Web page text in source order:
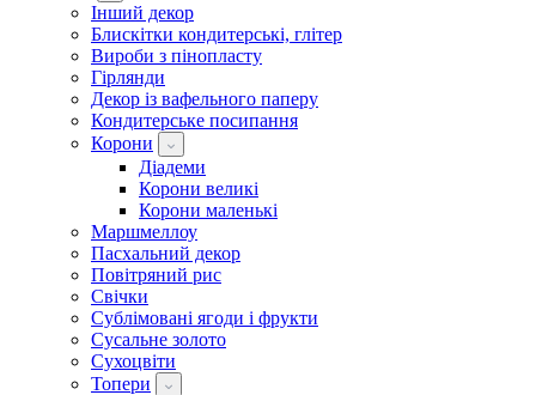
Інший декор
Блискітки кондитерські, глітер
Вироби з пінопласту
Гірлянди
Декор із вафельного паперу
Кондитерське посипання
Корони
Діадеми
Корони великі
Корони маленькі
Маршмеллоу
Пасхальний декор
Повітряний рис
Свічки
Сублімовані ягоди і фрукти
Сусальне золото
Сухоцвіти
Топери